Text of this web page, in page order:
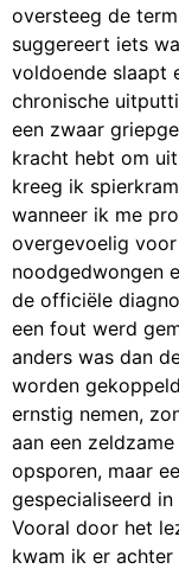
oversteeg de term
suggereert iets
voldoende slaapt
chronische
een zwaar
kracht hebt om
kreeg ik
wanneer ik me
overgevoelig
noodgedwongen
de officiële
een fout werd
anders was dan
worden
ernstig nemen,
aan een
opsporen, maar
gespecialiseerd
Vooral door het
kwam ik er